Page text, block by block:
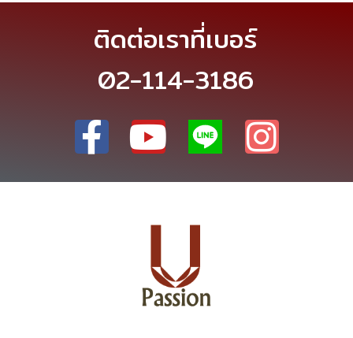
ติดต่อเราที่เบอร์
02-114-3186